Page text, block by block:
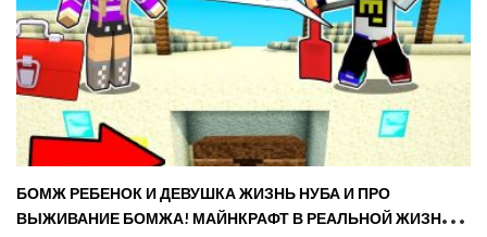
БОМЖ РЕБЕНОК И ДЕВУШКА ЖИЗНЬ НУБА И ПРО
ВЫЖИВАНИЕ БОМЖА! МАЙНКРАФТ В РЕАЛЬНОЙ ЖИЗНИ